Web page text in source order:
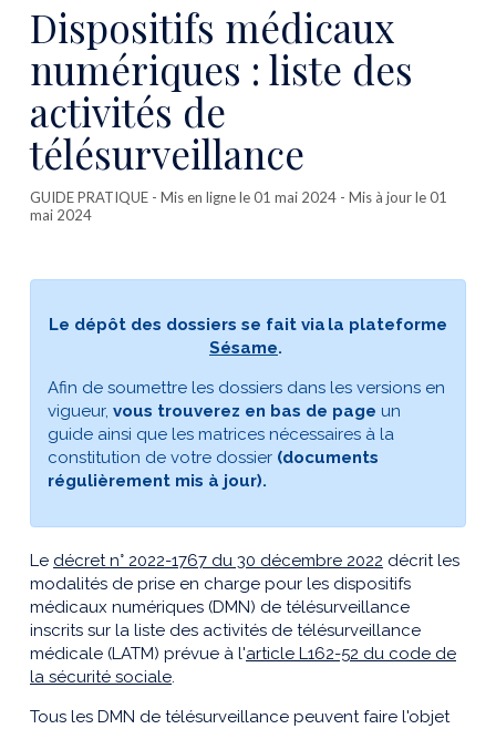
Dispositifs médicaux
numériques : liste des
activités de
télésurveillance
GUIDE PRATIQUE - Mis en ligne le 01 mai 2024 - Mis à jour le 01
mai 2024
Le dépôt des dossiers se fait via la plateforme
Sésame.
Afin de soumettre les dossiers dans les versions en
vigueur, vous trouverez en bas de page un
guide ainsi que les matrices nécessaires à la
constitution de votre dossier (documents
régulièrement mis à jour).
Le décret n° 2022-1767 du 30 décembre 2022 décrit les
modalités de prise en charge pour les dispositifs
médicaux numériques (DMN) de télésurveillance
inscrits sur la liste des activités de télésurveillance
médicale (LATM) prévue à l'article L162-52 du code de
la sécurité sociale.
Tous les DMN de télésurveillance peuvent faire l'objet